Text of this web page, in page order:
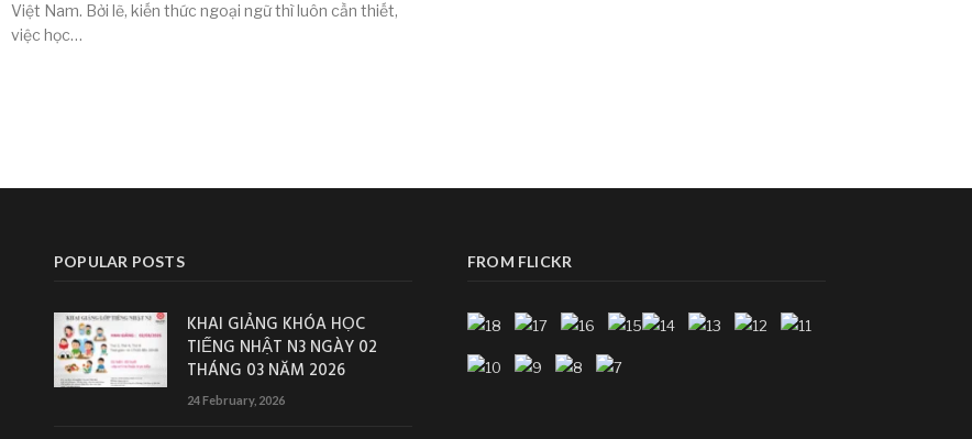
Việt Nam. Bởi lẽ, kiến thức ngoại ngữ thì luôn cần thiết,
việc học…
POPULAR POSTS
KHAI GIẢNG KHÓA HỌC
TIẾNG NHẬT N3 NGÀY 02
THÁNG 03 NĂM 2026
24 February, 2026
FROM FLICKR